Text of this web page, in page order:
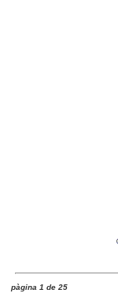
pàgina 1 de 25